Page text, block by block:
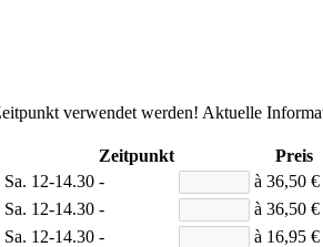
verwendet werden! Aktuelle
Zeitpunkt
Preis
12-14.30 -
à 36,50
12-14.30 -
à 36,50
12-14.30 -
à 16,95